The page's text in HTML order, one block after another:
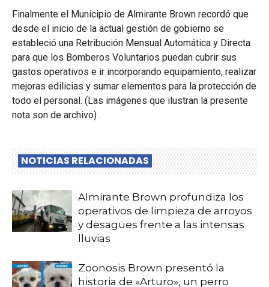
Finalmente el Municipio de Almirante Brown recordó que
desde el inicio de la actual gestión de gobierno se
estableció una Retribución Mensual Automática y Directa
para que los Bomberos Voluntarios puedan cubrir sus
gastos operativos e ir incorporando equipamiento, realizar
mejoras edilicias y sumar elementos para la protección de
todo el personal. (Las imágenes que ilustran la presente
nota son de archivo) .
NOTICIAS RELACIONADAS
Almirante Brown profundiza los
operativos de limpieza de arroyos
y desagües frente a las intensas
lluvias
Zoonosis Brown presentó la
historia de «Arturo», un perro